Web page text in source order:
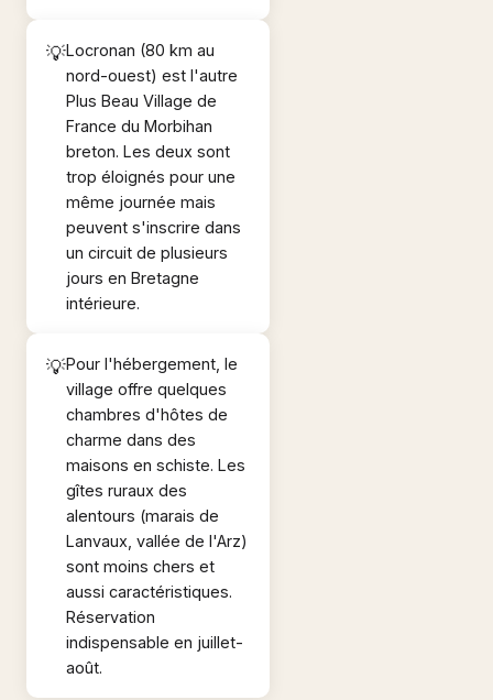
Locronan (80 km au
nord-ouest) est l'autre
Plus Beau Village de
France du Morbihan
breton. Les deux sont
trop éloignés pour une
même journée mais
peuvent s'inscrire dans
un circuit de plusieurs
jours en Bretagne
intérieure.
Pour l'hébergement, le
village offre quelques
chambres d'hôtes de
charme dans des
maisons en schiste. Les
gîtes ruraux des
alentours (marais de
Lanvaux, vallée de l'Arz)
sont moins chers et
aussi caractéristiques.
Réservation
indispensable en juillet-
août.